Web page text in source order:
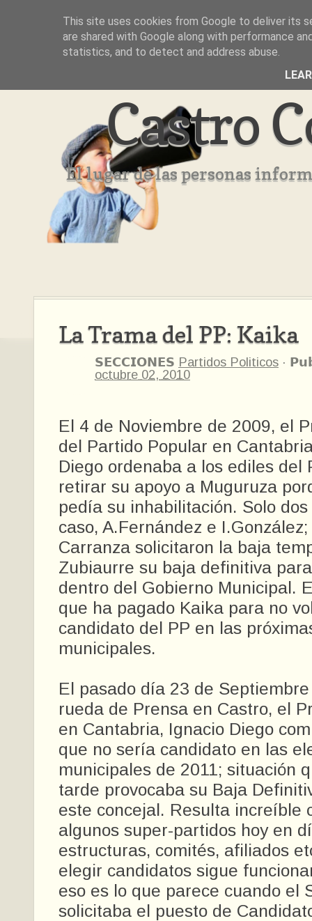
Inicio Aviso Legal Quienes Somos ??
Castro
El lugar de las personas
La Trama del PP: Kaika
𝗦𝗘𝗖𝗖𝗜𝗢𝗡𝗘𝗦 Partidos Politicos ·
octubre 02, 2010
El 4 de Noviembre de 2009, el
del Partido Popular en
Diego ordenaba a los ediles del
retirar su apoyo a Muguruza
pedía su inhabilitación. Solo
caso, A.Fernández e
Carranza solicitaron la baja
Zubiaurre su baja definitiva
dentro del Gobierno Municipal.
que ha pagado Kaika para no
candidato del PP en las
municipales.
El pasado día 23 de
rueda de Prensa en Castro, el
en Cantabria, Ignacio Diego
que no sería candidato en las
municipales de 2011; situación
tarde provocaba su Baja
este concejal. Resulta increíble
algunos super-partidos hoy en
estructuras, comités, afiliados
elegir candidatos sigue
eso es lo que parece cuando el
solicitaba el puesto de
This site uses cookies from Google to deliver its
are shared with Google along with performance
statistics, and to detect and address abuse.